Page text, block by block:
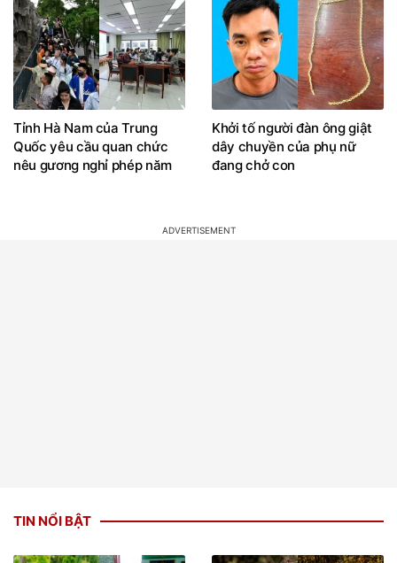
Tỉnh Hà Nam của Trung
Quốc yêu cầu quan chức
nêu gương nghỉ phép năm
Khởi tố người đàn ông giật
dây chuyền của phụ nữ
đang chở con
TIN NỔI BẬT